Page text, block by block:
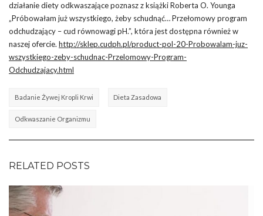
działanie diety odkwaszające poznasz z książki Roberta O. Younga
„Próbowałam już wszystkiego, żeby schudnąć… Przełomowy program
odchudzający – cud równowagi pH.”, która jest dostępna również w
naszej ofercie. http://sklep.cudph.pl/product-pol-20-Probowalam-juz-
wszystkiego-zeby-schudnac-Przelomowy-Program-
Odchudzajacy.html
Badanie Żywej Kropli Krwi Dieta Zasadowa
Odkwaszanie Organizmu
RELATED POSTS